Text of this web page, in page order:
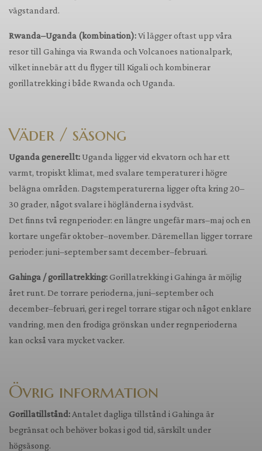
vägstandard.
Rwanda–Uganda (kombination):Vi lägger oftast upp våra
resor till Gahinga via Rwanda och Volcanoes nationalpark,
vilket innebär att du flyger till Kigali och kombinerar
gorillatrekking i både Rwanda och Uganda.
Väder / säsong
Uganda generellt: Uganda ligger vid ekvatorn och har ett
varmt, tropiskt klimat, med svalare temperaturer i högre
belägna områden. Dagstemperaturerna ligger ofta kring 20–
30 grader, något svalare i högländerna i sydväst.
Det finns två regnperioder: en längre ungefär mars–maj och en
kortare ungefär oktober–november. Däremellan ligger torrare
perioder: juni–september samt december–februari.
Gahinga / gorillatrekking:Gorillatrekking i Gahinga är möjlig
året runt. De torrare perioderna, juni–september och
december–februari, ger i regel torrare stigar och något enklare
vandring, men den frodiga grönskan under regnperioderna
kan också vara mycket vacker.
Övrig information
Gorillatillstånd: Antalet dagliga tillstånd i Gahinga är
begränsat och behöver bokas i god tid, särskilt under
högsäsong.